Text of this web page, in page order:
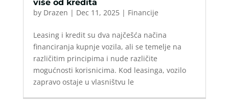
više od kredita
by Drazen | Dec 11, 2025| Financije
Leasing i kredit su dva najčešća načina
financiranja kupnje vozila, ali se temelje na
različitim principima i nude različite
mogućnosti korisnicima. Kod leasinga, vozilo
zapravo ostaje u vlasništvu le